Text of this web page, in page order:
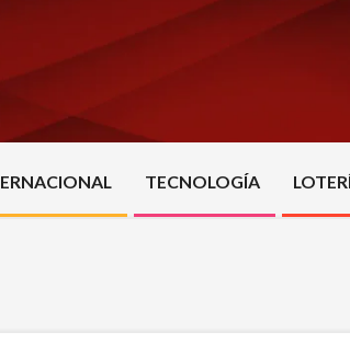
TECNOLOGÍA